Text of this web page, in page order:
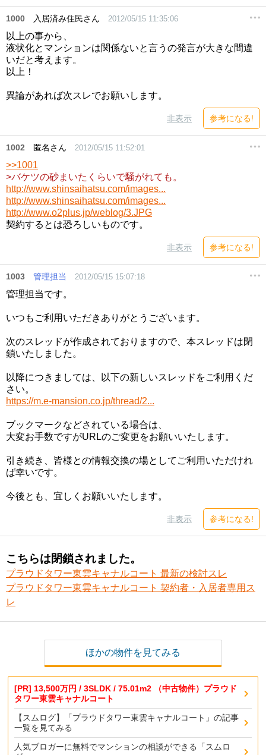
1000 入居済み住民さん 2012/05/15 11:35:06
以上の事から、
液状化とマンションは関係ないと言うの発言が大きな間違
いだと考えます。
以上！
異論があれば次スレでお願いします。
非表示 参考になる!
1002 匿名さん 2012/05/15 11:52:01
>>1001
>バケツの砂まいたくらいで騒がれても。
http://www.shinsaihatsu.com/images...
http://www.shinsaihatsu.com/images...
http://www.o2plus.jp/weblog/3.JPG
契約するとは恐ろしいものです。
非表示 参考になる!
1003 管理担当 2012/05/15 15:07:18
管理担当です。
いつもご利用いただきありがとうございます。
次のスレッドが作成されておりますので、本スレッドは閉
鎖いたしました。
以降につきましては、以下の新しいスレッドをご利用くだ
さい。
https://m.e-mansion.co.jp/thread/2...
ブックマークなどされている場合は、
大変お手数ですがURLのご変更をお願いいたします。
引き続き、皆様との情報交換の場としてご利用いただけれ
ば幸いです。
今後とも、宜しくお願いいたします。
非表示 参考になる!
こちらは閉鎖されました。
プラウドタワー東雲キャナルコート 最新の検討スレ
プラウドタワー東雲キャナルコート 契約者・入居者専用ス
レ
ほかの物件を見てみる
[PR] 13,500万円 / 3SLDK / 75.01m2 （中古物件）プラウド
タワー東雲キャナルコート
【スムログ】「プラウドタワー東雲キャナルコート」の記事
一覧を見てみる
人気ブロガーに無料でマンションの相談ができる「スムロ